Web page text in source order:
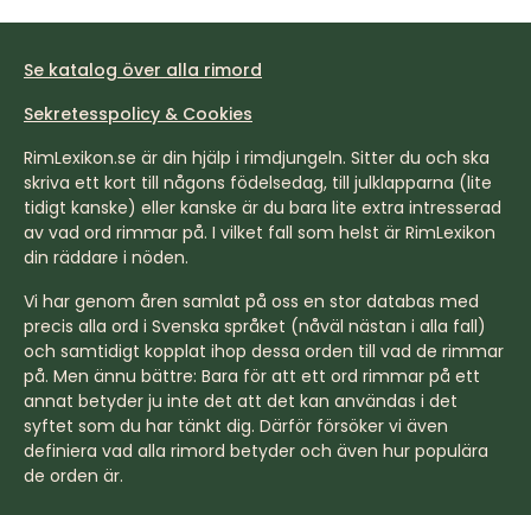
Se katalog över alla rimord
Sekretesspolicy & Cookies
RimLexikon.se är din hjälp i rimdjungeln. Sitter du och ska
skriva ett kort till någons födelsedag, till julklapparna (lite
tidigt kanske) eller kanske är du bara lite extra intresserad
av vad ord rimmar på. I vilket fall som helst är RimLexikon
din räddare i nöden.
Vi har genom åren samlat på oss en stor databas med
precis alla ord i Svenska språket (nåväl nästan i alla fall)
och samtidigt kopplat ihop dessa orden till vad de rimmar
på. Men ännu bättre: Bara för att ett ord rimmar på ett
annat betyder ju inte det att det kan användas i det
syftet som du har tänkt dig. Därför försöker vi även
definiera vad alla rimord betyder och även hur populära
de orden är.